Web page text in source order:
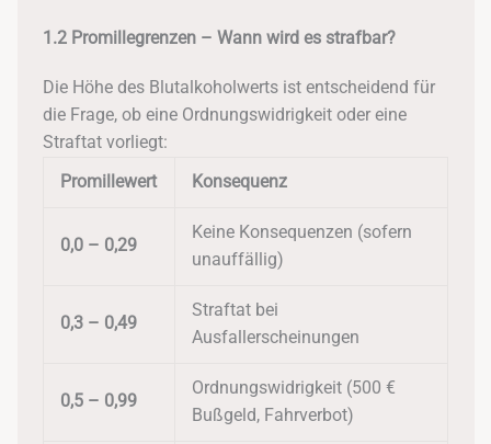
1.2 Promillegrenzen – Wann wird es strafbar?
Die Höhe des Blutalkoholwerts ist entscheidend für
die Frage, ob eine Ordnungswidrigkeit oder eine
Straftat vorliegt:
Promillewert
Konsequenz
0,0 – 0,29
Keine Konsequenzen (sofern
unauffällig)
0,3 – 0,49
Straftat bei
Ausfallerscheinungen
0,5 – 0,99
Ordnungswidrigkeit (500 €
Bußgeld, Fahrverbot)